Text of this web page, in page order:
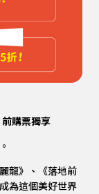
前購票獨享
龍》、《落地前
為這個美好世界